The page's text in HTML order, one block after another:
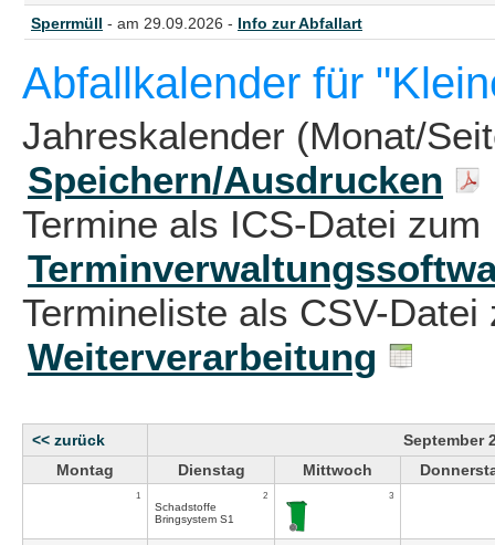
Sperrmüll - am 29.09.2026 - Info zur Abfallart
Abfallkalender für
Jahreskalender (Monat/
Speichern/Ausdrucken
Termine als ICS-Datei zum
Termineliste als CSV-
Weiterverarbeitung
<< zurück
September
Montag
Dienstag Mittwoch
1 2
Schadstoffe
Bringsystem S1
3